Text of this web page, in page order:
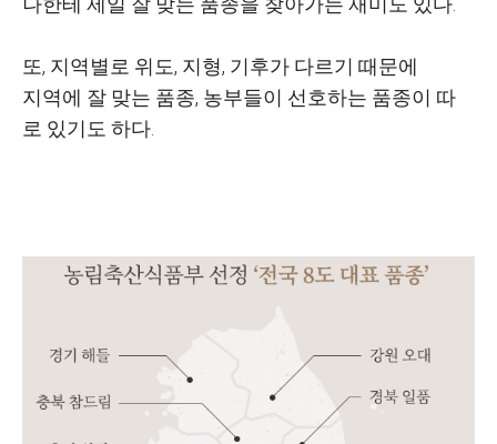
또, 지역별로 위도, 지형, 기후가 다르기 때문에
지역에 잘 맞는 품종, 농부들이 선호하는 품종이 따
로 있기도 하다.